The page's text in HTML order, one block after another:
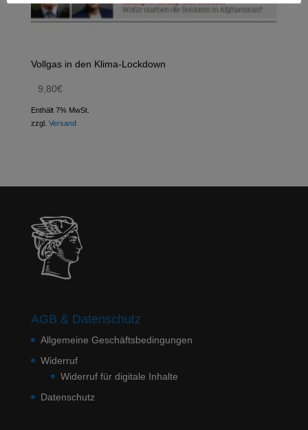
Vollgas in den Klima-Lockdown
9,80€
Enthält 7% MwSt.
zzgl. Versand
AGB & Datenschutz
Allgemeine Geschäftsbedingungen
Widerruf
Widerruf für digitale Inhalte
Datenschutz